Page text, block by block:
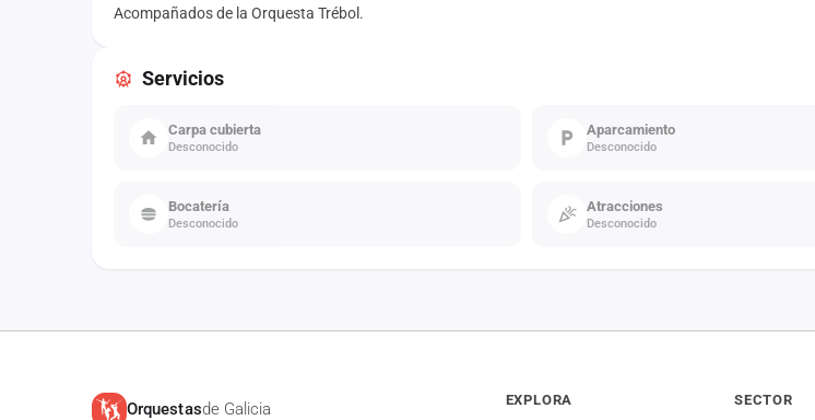
Acompañados de la Orquesta Trébol.
Servicios
Carpa cubierta
Desconocido
Aparcamiento
Desconocido
Bocatería
Desconocido
Atracciones
Desconocido
Orquestasde Galicia EXPLORA SECTOR